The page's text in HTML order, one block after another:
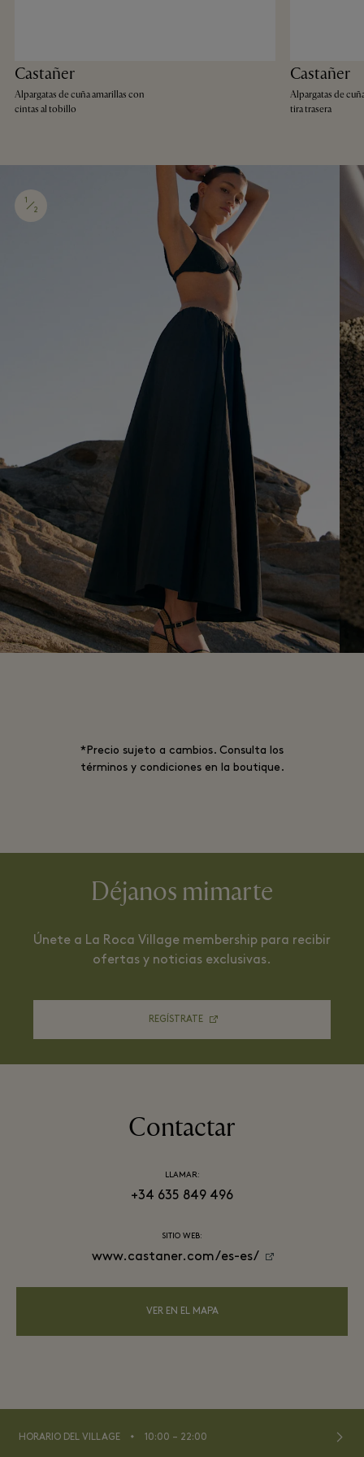
Castañer
Alpargatas de cuña amarillas con
cintas al tobillo
Castañer
Alpargatas de
tira trasera
1
2
*Precio sujeto a cambios. Consulta los
términos y condiciones en la boutique.
Déjanos mimarte
Únete a La Roca Village membership para recibir
ofertas y noticias exclusivas.
REGÍSTRATE
Contactar
LLAMAR:
+34 635 849 496
SITIO WEB:
www.castaner.com/es-es/
VER EN EL MAPA
HORARIO DEL VILLAGE ⬩ 10:00 – 22:00